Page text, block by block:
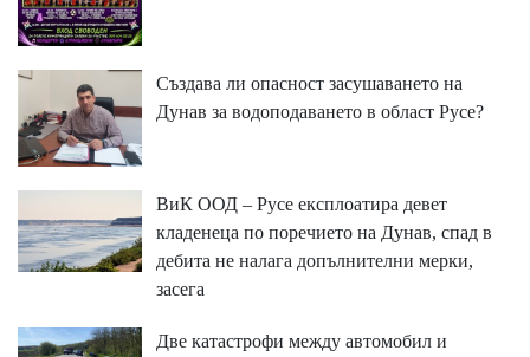
Създава ли опасност засушаването на
Дунав за водоподаването в област Русе?
ВиК ООД – Русе експлоатира девет
кладенеца по поречието на Дунав, спад в
дебита не налага допълнителни мерки,
засега
Две катастрофи между автомобил и